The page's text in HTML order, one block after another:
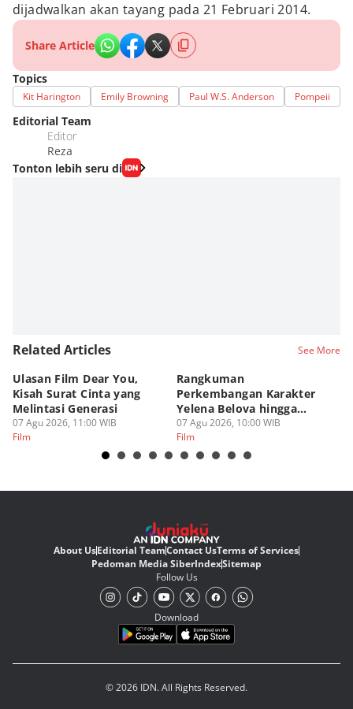
dijadwalkan akan tayang pada 21 Februari 2014.
Share Article
Topics
Kit Harington Emily Browning Paul W.S. Anderson Pompeii
Editorial Team
Editor
Reza
Tonton lebih seru di
Related Articles See More
Ulasan Film Dear You,
Kisah Surat Cinta yang
Melintasi Generasi
07 Agu 2026, 11:00 WIB
Film
Rangkuman
Perkembangan Karakter
Yelena Belova hingga
Spider-Man BND
07 Agu 2026, 10:00 WIB
Film
About UsEditorial TeamContact UsTerms of Services
Pedoman Media SiberIndexSitemap
Follow Us
Download
© 2026 IDN. All Rights Reserved.